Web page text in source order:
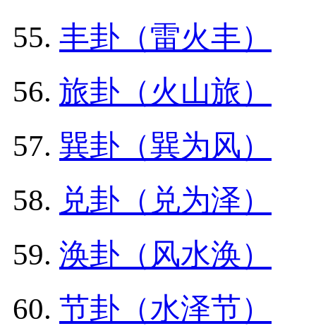
丰卦（雷火丰）
旅卦（火山旅）
巽卦（巽为风）
兑卦（兑为泽）
涣卦（风水涣）
节卦（水泽节）